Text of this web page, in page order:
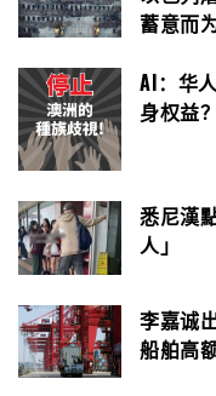
蓄意而
AI：华
身权益？
悉尼漢
人」
李嘉诚
船舶高